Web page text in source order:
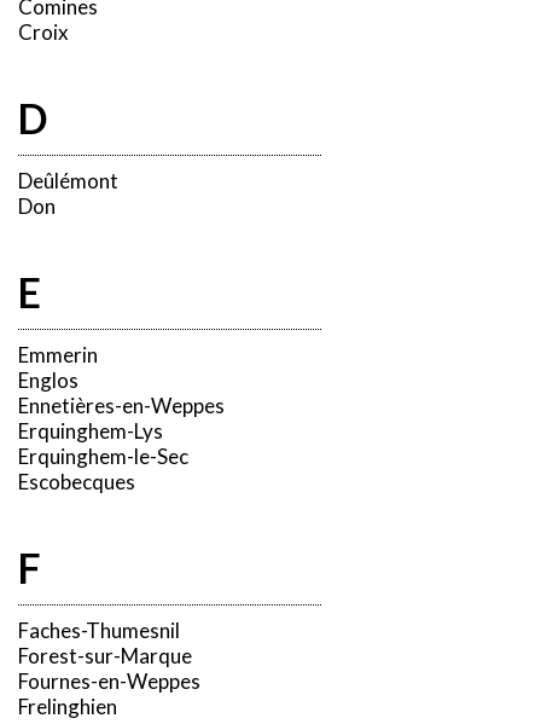
Comines
Croix
D
Deûlémont
Don
E
Emmerin
Englos
Ennetières-en-Weppes
Erquinghem-Lys
Erquinghem-le-Sec
Escobecques
F
Faches-Thumesnil
Forest-sur-Marque
Fournes-en-Weppes
Frelinghien